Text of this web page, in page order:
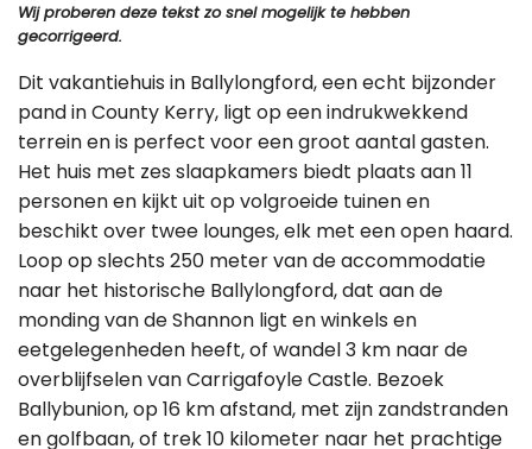
Wij proberen deze tekst zo snel mogelijk te hebben
gecorrigeerd.
Dit vakantiehuis in Ballylongford, een echt bijzonder
pand in County Kerry, ligt op een indrukwekkend
terrein en is perfect voor een groot aantal gasten.
Het huis met zes slaapkamers biedt plaats aan 11
personen en kijkt uit op volgroeide tuinen en
beschikt over twee lounges, elk met een open haard.
Loop op slechts 250 meter van de accommodatie
naar het historische Ballylongford, dat aan de
monding van de Shannon ligt en winkels en
eetgelegenheden heeft, of wandel 3 km naar de
overblijfselen van Carrigafoyle Castle. Bezoek
Ballybunion, op 16 km afstand, met zijn zandstranden
en golfbaan, of trek 10 kilometer naar het prachtige